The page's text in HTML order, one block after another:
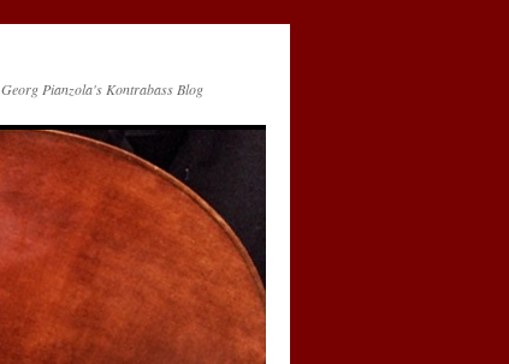
Georg Pianzola's Kontrabass Blog